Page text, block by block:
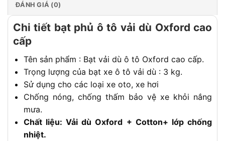
ĐÁNH GIÁ (0)
Chi tiết bạt phủ ô tô vải dù Oxford cao
cấp
Tên sản phẩm : Bạt vải dù ô tô Oxford cao cấp.
Trọng lượng của bạt xe ô tô vải dù : 3 kg.
Sử dụng cho các loại xe oto, xe hơi
Chống nóng, chống thấm bảo vệ xe khỏi nắng
mưa.
Chất liệu: Vải dù Oxford + Cotton+ lớp chống
nhiệt.